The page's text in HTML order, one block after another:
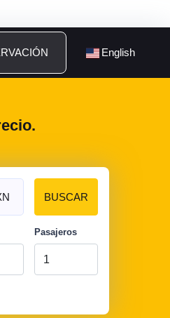
English
Pasajeros
BUSCAR